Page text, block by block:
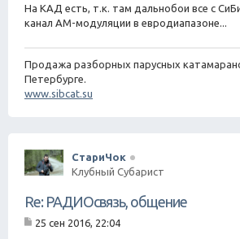
На КАД есть, т.к. там дальнобои все с
канал АМ-модуляции в евродиапазоне...
Продажа разборных парусных
Петербурге.
www.sibcat.su
СтариЧок
Клубный Субарист
Re: РАДИОсвязь, общение
25 сен 2016, 22:04